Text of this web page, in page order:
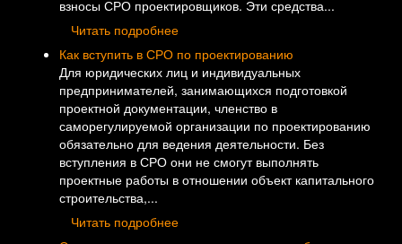
взносы СРО проектировщиков. Эти средства...
Читать подробнее
Как вступить в СРО по проектированию
Для юридических лиц и индивидуальных
предпринимателей, занимающихся подготовкой
проектной документации, членство в
саморегулируемой организации по проектированию
обязательно для ведения деятельности. Без
вступления в СРО они не смогут выполнять
проектные работы в отношении объект капитального
строительства,...
Читать подробнее